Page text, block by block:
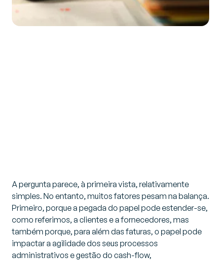
A pergunta parece, à primeira vista, relativamente
simples. No entanto, muitos fatores pesam na balança.
Primeiro, porque a pegada do papel pode estender-se,
como referimos, a clientes e a fornecedores, mas
também porque, para além das faturas, o papel pode
impactar a agilidade dos seus processos
administrativos e gestão do cash-flow,